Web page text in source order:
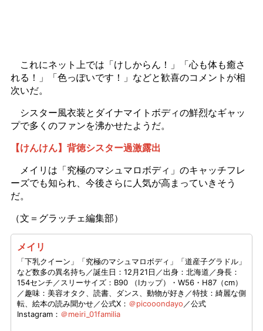
これにネット上では「けしからん！」「心も体も癒さ
れる！」「色っぽいです！」などと歓喜のコメントが相
次いだ。
シスター風衣装とダイナマイトボディの鮮烈なギャッ
プで多くのファンを沸かせたようだ。
【けんけん】背徳シスター過激露出
メイリは「究極のマシュマロボディ」のキャッチフレ
ーズでも知られ、今後さらに人気が高まっていきそう
だ。
（文＝グラッチェ編集部）
メイリ
「下乳クイーン」「究極のマシュマロボディ」「道産子グラドル」
など数多の異名持ち／誕生日：12月21日／出身：北海道／身長：
154センチ／スリーサイズ：B90 （Iカップ）・W56・H87（cm）
／趣味：美容オタク、読書、ダンス、動物が好き／特技：綺麗な側
転、絵本の読み聞かせ／公式X： ＠picooondayo ／公式
Instagram： ＠meiri_01familia